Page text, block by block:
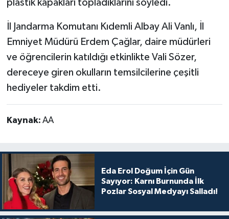
plastik kapakları topladıklarını söyledi.
İl Jandarma Komutanı Kıdemli Albay Ali Vanlı, İl
Emniyet Müdürü Erdem Çağlar, daire müdürleri
ve öğrencilerin katıldığı etkinlikte Vali Sözer,
dereceye giren okulların temsilcilerine çeşitli
hediyeler takdim etti.
Kaynak: AA
Eda Erol Doğum İçin Gün
Sayıyor: Karnı Burnunda İlk
Pozlar Sosyal Medyayı Salladı!